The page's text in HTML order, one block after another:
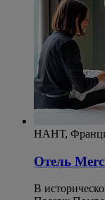
НАНТ,
Отель
В